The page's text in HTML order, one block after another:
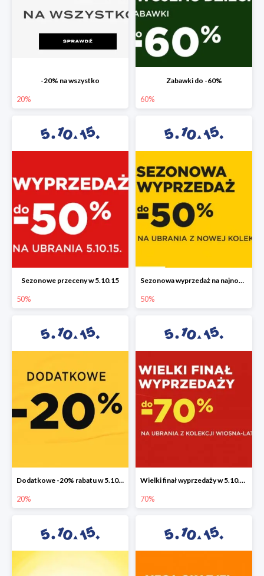
-20% na wszystko
20%
Zabawki do -60%
60%
Sezonowe przeceny w 5.10.15
50%
Sezonowa wyprzedaż na najnowszą kolekcję do -50%
50%
Dodatkowe -20% rabatu w 5.10.15
20%
Wielki finał wyprzedaży w 5.10.15 do -70%
70%